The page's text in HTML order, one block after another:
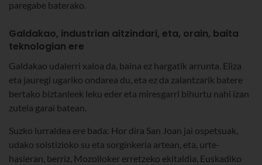
paregabe baterako.
Galdakao, industrian aitzindari, eta, orain, baita
teknologian ere
Galdakao udalerri xaloa da, baina ez hargatik arrunta. Eliza
eta jauregi ugariko ondarea du, eta ez da zalantzarik batere
bertako biztanleek leku eder eta miresgarri bihurtu nahi izan
zutela garai batean.
Suzko lurraldea ere bada: Hor dira San Joan jai ospetsuak,
udako solstizioko su eta sorginkeria artean, eta, urte-
hasieran, berriz, Mozolloker erretzeko ekitaldia, Euskadiko